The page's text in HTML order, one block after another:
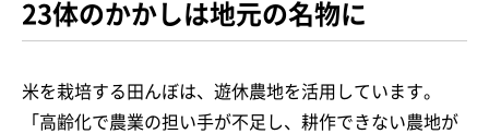
23体のかかしは地元の名物に
米を栽培する田んぼは、遊休農地を活用しています。
「高齢化で農業の担い手が不足し、耕作できない農地が